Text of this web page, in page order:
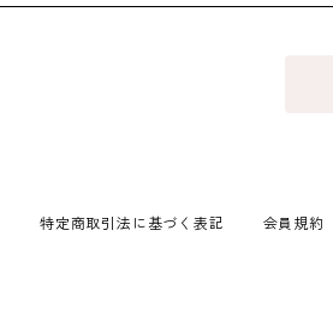
特定商取引法に基づく表記 会員規約